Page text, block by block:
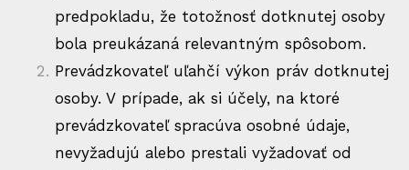
predpokladu, že totožnosť dotknutej osoby
bola preukázaná relevantným spôsobom.
Prevádzkovateľ uľahčí výkon práv dotknutej
osoby. V prípade, ak si účely, na ktoré
prevádzkovateľ spracúva osobné údaje,
nevyžadujú alebo prestali vyžadovať od